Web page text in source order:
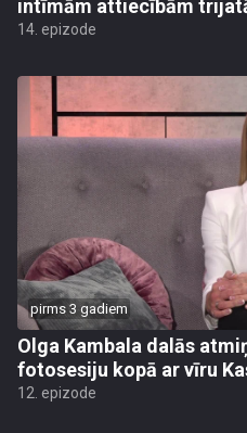
intīmām attiecībām
14. epizode
pirms 3 gadiem
Olga Kambala dalās
fotosesiju kopā ar vīru
12. epizode